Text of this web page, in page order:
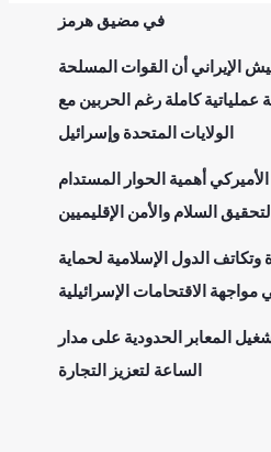
في مضيق هرمز
الإيراني أن القوات المسلحة
عملياتية كاملة رغم الحربين مع
الولايات المتحدة وإسرائيل
أهمية الحوار المستدام
لتحقيق السلام والأمن الإقليميين
الدول الإسلامية لحماية
الاقتحامات الإسرائيلية
المعابر الحدودية على مدار
الساعة لتعزيز التجارة